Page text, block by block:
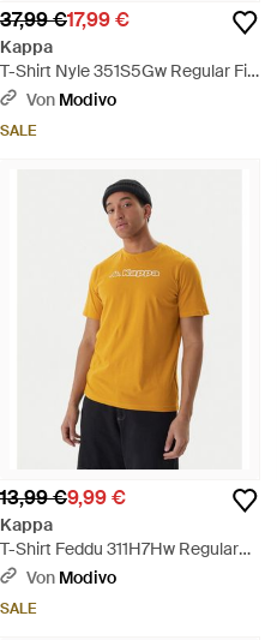
37,99 €17,99 €
Kappa
T-Shirt Nyle 351S5Gw Regular Fit
- Weiß
Von Modivo
SALE
13,99 €9,99 €
Kappa
T-Shirt Feddu 311H7Hw Regular
Fit - Orange
Von Modivo
SALE